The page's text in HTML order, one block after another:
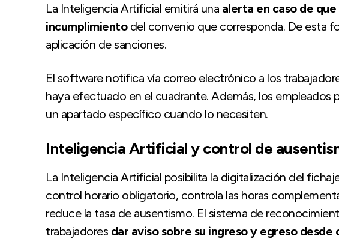
La Inteligencia Artificial emitirá una alerta en caso de
incumplimientodel convenio que corresponda. De esta
aplicación de sanciones.
El software notifica vía correo electrónico a los
haya efectuado en el cuadrante. Además, los empleados
un apartado específico cuando lo necesiten.
Inteligencia Artificial y control de
La Inteligencia Artificial posibilita la digitalización del
control horario obligatorio, controla las horas
reduce la tasa de ausentismo. El sistema de
trabajadores dar aviso sobre su ingreso y egreso desde